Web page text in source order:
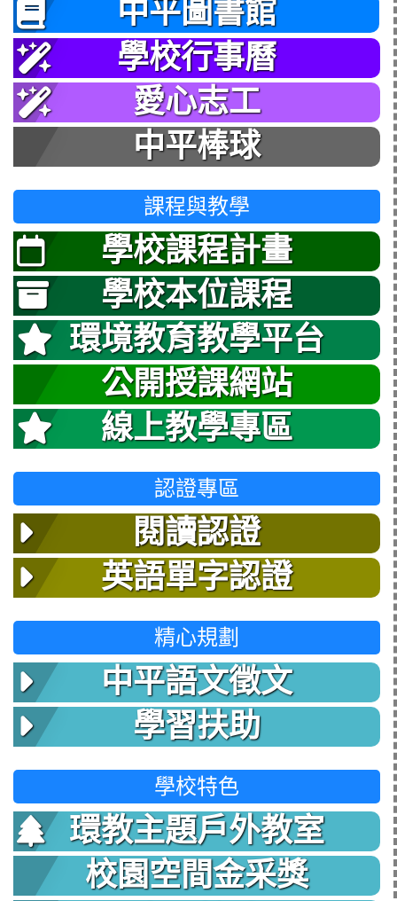
中平圖書館
學校行事曆
愛心志工
中平棒球
課程與教學
學校課程計畫
學校本位課程
環境教育教學平台
公開授課網站
線上教學專區
認證專區
閱讀認證
英語單字認證
精心規劃
中平語文徵文
學習扶助
學校特色
環教主題戶外教室
校園空間金采獎